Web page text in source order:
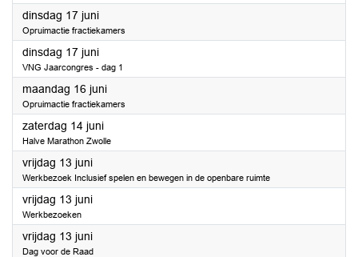
dinsdag 17 juni2025
Opruimactie fractiekamers
dinsdag 17 juni2025
VNG Jaarcongres - dag 1
maandag 16 juni2025
Opruimactie fractiekamers
zaterdag 14 juni2025
Halve Marathon Zwolle
vrijdag 13 juni2025
Werkbezoek Inclusief spelen en bewegen in de openbare ruimte
vrijdag 13 juni2025
Werkbezoeken
vrijdag 13 juni2025
Dag voor de Raad